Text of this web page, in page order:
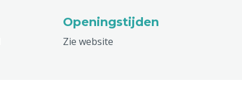
Openingstijden
Zie website